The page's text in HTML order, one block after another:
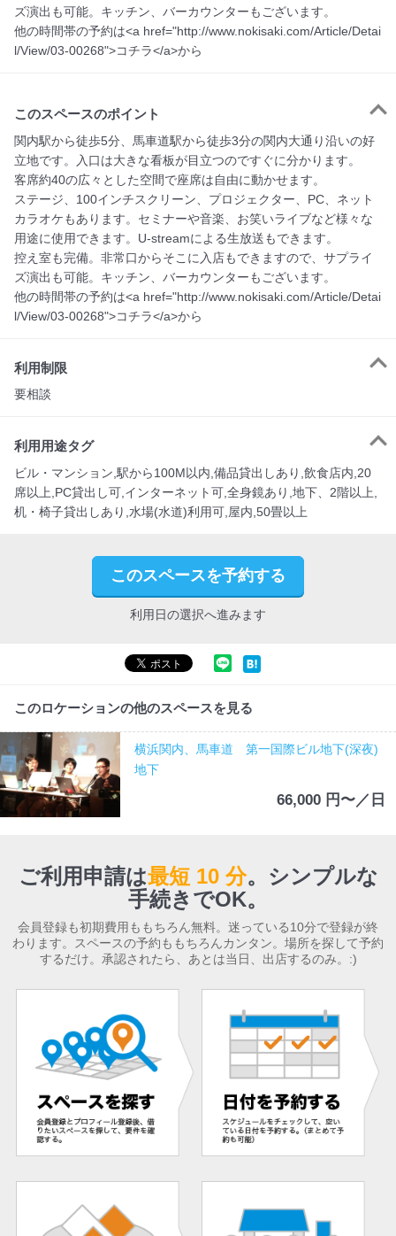
ズ演出も可能。キッチン、バーカウンターもございます。
他の時間帯の予約は<a href="http://www.nokisaki.com/Article/Detai
l/View/03-00268">コチラ</a>から
このスペースのポイント
関内駅から徒歩5分、馬車道駅から徒歩3分の関内大通り沿いの好
立地です。入口は大きな看板が目立つのですぐに分かります。
客席約40の広々とした空間で座席は自由に動かせます。
ステージ、100インチスクリーン、プロジェクター、PC、ネット
カラオケもあります。セミナーや音楽、お笑いライブなど様々な
用途に使用できます。U-streamによる生放送もできます。
控え室も完備。非常口からそこに入店もできますので、サプライ
ズ演出も可能。キッチン、バーカウンターもございます。
他の時間帯の予約は<a href="http://www.nokisaki.com/Article/Detai
l/View/03-00268">コチラ</a>から
利用制限
要相談
利用用途タグ
ビル・マンション,駅から100M以内,備品貸出しあり,飲食店内,20
席以上,PC貸出し可,インターネット可,全身鏡あり,地下、2階以上,
机・椅子貸出しあり,水場(水道)利用可,屋内,50畳以上
このスペースを予約する
利用日の選択へ進みます
このロケーションの他のスペースを見る
横浜関内、馬車道 第一国際ビル地下(深夜)
地下
66,000 円〜／日
ご利用申請は最短 10 分。 シンプルな
手続きでOK。
会員登録も初期費用ももちろん無料。迷っている10分で登録が終
わります。スペースの予約ももちろんカンタン。場所を探して予約
するだけ。承認されたら、あとは当日、出店するのみ。:)